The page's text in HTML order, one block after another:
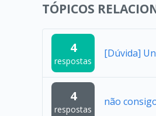
TÓPICOS
4
respostas
[Dúvida]
4
respostas
não